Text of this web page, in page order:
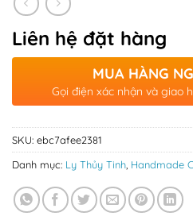
Liên hệ đặt hàng
MUA HÀNG
Gọi điện xác nhận và giao
SKU: ebc7afee2381
Danh mục: Ly Thủy Tinh, Handmade